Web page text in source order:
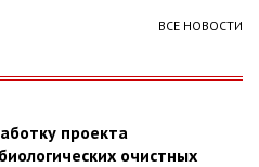
ВСЕ НОВОСТИ
проекта
очистных